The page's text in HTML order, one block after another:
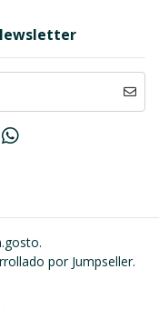
por Jumpseller.